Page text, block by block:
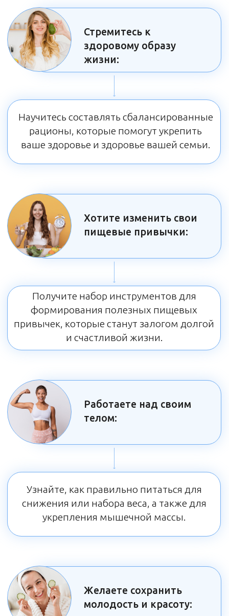
Получите набор инструментов для
формирования полезных пищевых
привычек, которые станут залогом долгой
и счастливой жизни.
телом:
Желаете сохранить
молодость и красоту:
Откройте для себя продукты и рецепты,
которые помогут сохранить молодость
кожи и всего организма.
иммунитете:
Получите рекомендации по укреплению
иммунной системы через правильное
Интересуетесь
профилактикой
заболеваний:
Узнайте, как предотвратить различные
заболевания, включая хронические,
благодаря сбалансированному питанию.